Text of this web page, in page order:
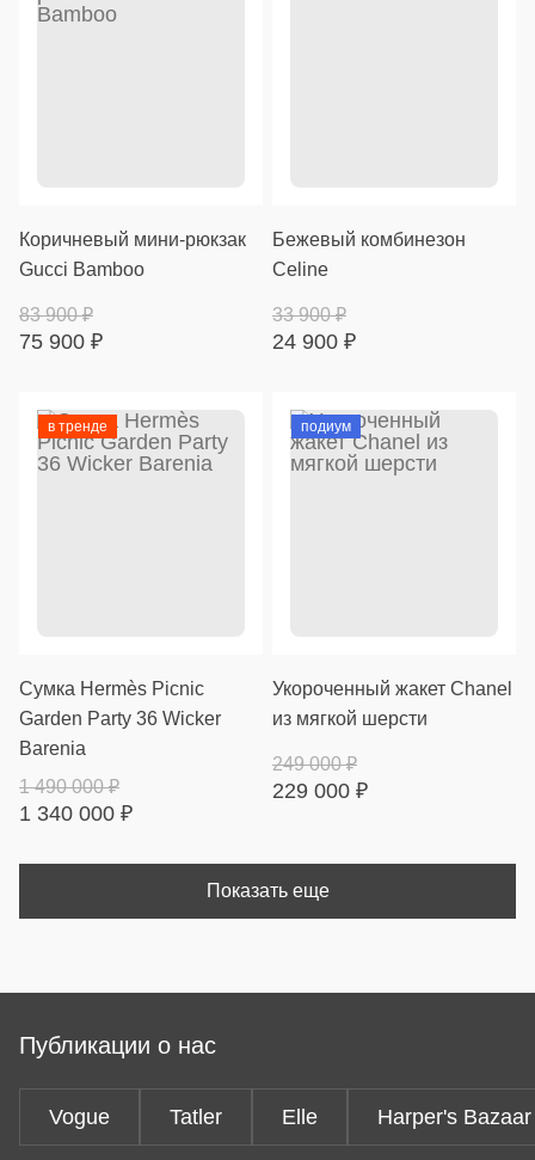
Коричневый мини-рюкзак
Gucci Bamboo
75 900 ₽
83 900₽
Бежевый комбинезон
Celine
24 900 ₽
33 900₽
в тренде
Сумка Hermès Picnic
Garden Party 36 Wicker
Barenia
1 340 000 ₽
1 490 000₽
подиум
Укороченный жакет Chanel
из мягкой шерсти
229 000 ₽
249 000₽
Показать еще
Публикации о нас
Vogue Tatler Elle Harper's Bazaar